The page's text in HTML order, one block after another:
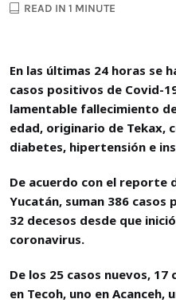
READ IN 1 MINUTE
En las últimas 24 horas se
casos positivos de Covid-
lamentable fallecimiento
edad, originario de Tekax,
diabetes, hipertensión e
De acuerdo con el reporte
Yucatán, suman 386
32 decesos desde que
coronavirus.
De los 25 casos nuevos,
en Tecoh, uno en Acanceh,